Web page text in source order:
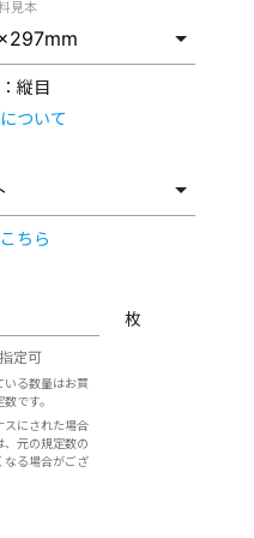
見本
縦目
ついて
ちら
定可
る数量はお買
です。
スにされた場合
、元の規定数の
なる場合がござ
枚